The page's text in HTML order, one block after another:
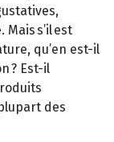
s’il est
qu’en est-il
? Est-il
des